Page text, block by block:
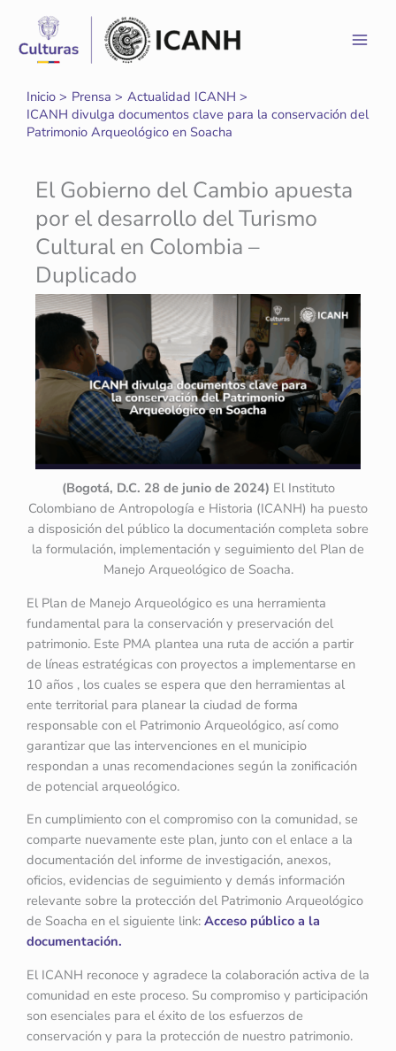
contenido
Inicio Prensa
Actualidad ICANH
ICANH divulga documentos clave para la conservación del
Patrimonio Arqueológico en Soacha
El Gobierno del Cambio apuesta
por el desarrollo del Turismo
Cultural en Colombia –
Duplicado
(Bogotá, D.C. 28 de junio de 2024) El Instituto
Colombiano de Antropología e Historia (ICANH) ha puesto
a disposición del público la documentación completa sobre
la formulación, implementación y seguimiento del Plan de
Manejo Arqueológico de Soacha.
El Plan de Manejo Arqueológico es una herramienta
fundamental para la conservación y preservación del
patrimonio. Este PMA plantea una ruta de acción a partir
de líneas estratégicas con proyectos a implementarse en
10 años , los cuales se espera que den herramientas al
ente territorial para planear la ciudad de forma
responsable con el Patrimonio Arqueológico, así como
garantizar que las intervenciones en el municipio
respondan a unas recomendaciones según la zonificación
de potencial arqueológico.
En cumplimiento con el compromiso con la comunidad, se
comparte nuevamente este plan, junto con el enlace a la
documentación del informe de investigación, anexos,
oficios, evidencias de seguimiento y demás información
relevante sobre la protección del Patrimonio Arqueológico
de Soacha en el siguiente link: Acceso público a la
documentación.
El ICANH reconoce y agradece la colaboración activa de la
comunidad en este proceso. Su compromiso y participación
son esenciales para el éxito de los esfuerzos de
conservación y para la protección de nuestro patrimonio.